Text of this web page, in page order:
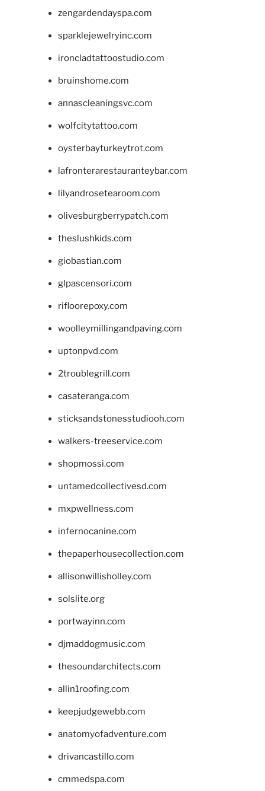
zengardendayspa.com
sparklejewelryinc.com
ironcladtattoostudio.com
bruinshome.com
annascleaningsvc.com
wolfcitytattoo.com
oysterbayturkeytrot.com
lafronterarestauranteybar.com
lilyandrosetearoom.com
olivesburgberrypatch.com
theslushkids.com
giobastian.com
glpascensori.com
rifloorepoxy.com
woolleymillingandpaving.com
uptonpvd.com
2troublegrill.com
casateranga.com
sticksandstonesstudiooh.com
walkers-treeservice.com
shopmossi.com
untamedcollectivesd.com
mxpwellness.com
infernocanine.com
thepaperhousecollection.com
allisonwillisholley.com
solslite.org
portwayinn.com
djmaddogmusic.com
thesoundarchitects.com
allin1roofing.com
keepjudgewebb.com
anatomyofadventure.com
drivancastillo.com
cmmedspa.com